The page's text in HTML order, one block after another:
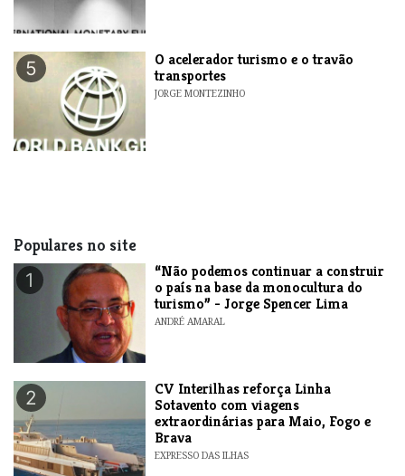
5
O acelerador turismo e o travão
transportes
JORGE MONTEZINHO
Populares no site
1
“Não podemos continuar a construir
o país na base da monocultura do
turismo” - Jorge Spencer Lima
ANDRÉ AMARAL
2
​CV Interilhas reforça Linha
Sotavento com viagens
extraordinárias para Maio, Fogo e
Brava
EXPRESSO DAS ILHAS